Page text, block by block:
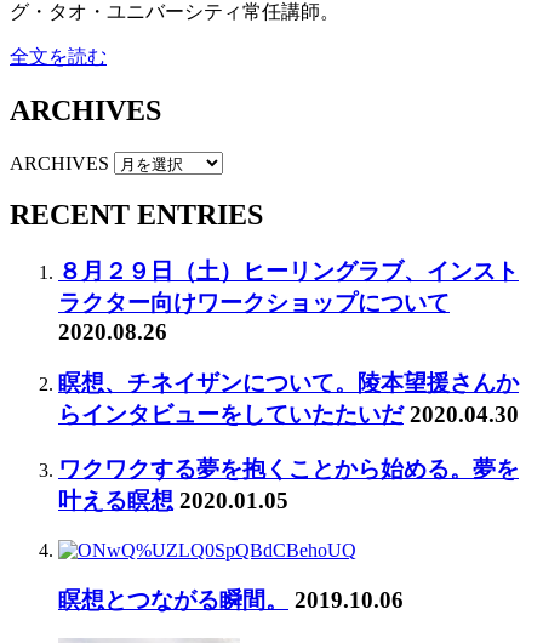
グ・タオ・ユニバーシティ常任講師。
全文を読む
ARCHIVES
ARCHIVES
RECENT ENTRIES
８月２９日（土）ヒーリングラブ、インスト
ラクター向けワークショップについて
2020.08.26
瞑想、チネイザンについて。陵本望援さんか
らインタビューをしていたたいだ 2020.04.30
ワクワクする夢を抱くことから始める。夢を
叶える瞑想 2020.01.05
瞑想とつながる瞬間。 2019.10.06